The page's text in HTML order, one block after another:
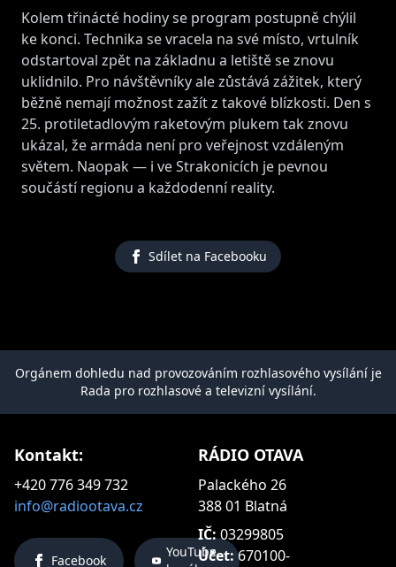
Kolem třinácté hodiny se program postupně chýlil
ke konci. Technika se vracela na své místo, vrtulník
odstartoval zpět na základnu a letiště se znovu
uklidnilo. Pro návštěvníky ale zůstává zážitek, který
běžně nemají možnost zažít z takové blízkosti. Den s
25. protiletadlovým raketovým plukem tak znovu
ukázal, že armáda není pro veřejnost vzdáleným
světem. Naopak — i ve Strakonicích je pevnou
součástí regionu a každodenní reality.
Sdílet na Facebooku
Orgánem dohledu nad provozováním rozhlasového vysílání je
Rada pro rozhlasové a televizní vysílání.
Kontakt:
+420 776 349 732
info@radiootava.cz
Facebook
YouTube
RÁDIO OTAVA
Palackého 26
388 01 Blatná
IČ:03299805
Účet:670100-